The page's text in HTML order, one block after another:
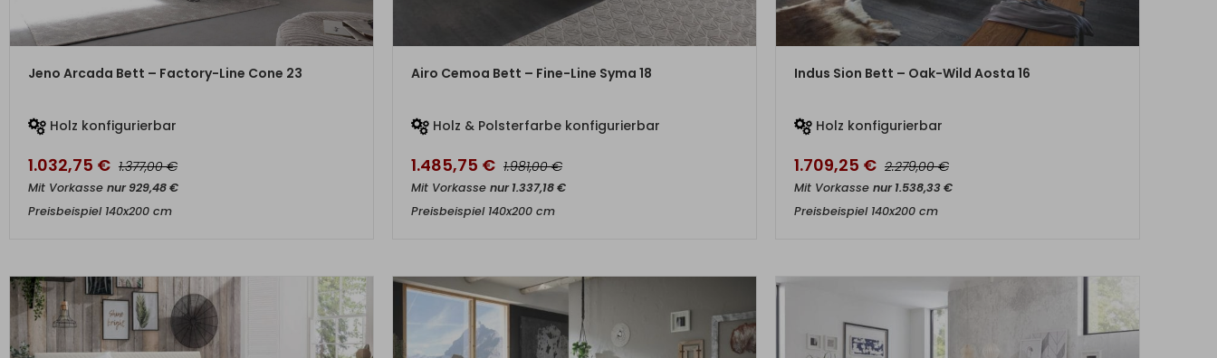
ZUM PRODUKT
Jeno Arcada Bett – Factory-Line Cone 23
Holz konfigurierbar
1.032,75 € 1.377,00€
Mit Vorkasse nur929,48€
Preisbeispiel 140x200 cm
ZUM PRODUKT
Airo Cemoa Bett – Fine-Line Syma 18
Holz & Polsterfarbe konfigurierbar
1.485,75 € 1.981,00€
Mit Vorkasse nur1.337,18€
Preisbeispiel 140x200 cm
ZUM PRODUKT
Indus Sion Bett – Oak-Wild Aosta 16
Holz konfigurierbar
1.709,25 € 2.279,00€
Mit Vorkasse nur1.538,33€
Preisbeispiel 140x200 cm